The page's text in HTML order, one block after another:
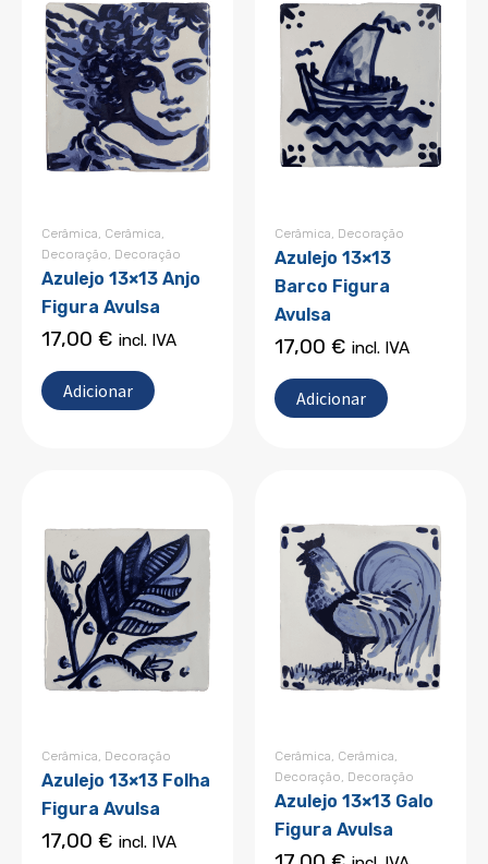
Cerâmica Cerâmica
Decoração Decoração
Azulejo 13×13 Anjo
Figura Avulsa
17,00 € incl. IVA
Adicionar
Cerâmica Decoração
Azulejo 13×13
Barco Figura
Avulsa
17,00 € incl. IVA
Adicionar
Cerâmica Decoração
Azulejo 13×13 Folha
Figura Avulsa
17,00 € incl. IVA
Cerâmica Cerâmica
Decoração Decoração
Azulejo 13×13 Galo
Figura Avulsa